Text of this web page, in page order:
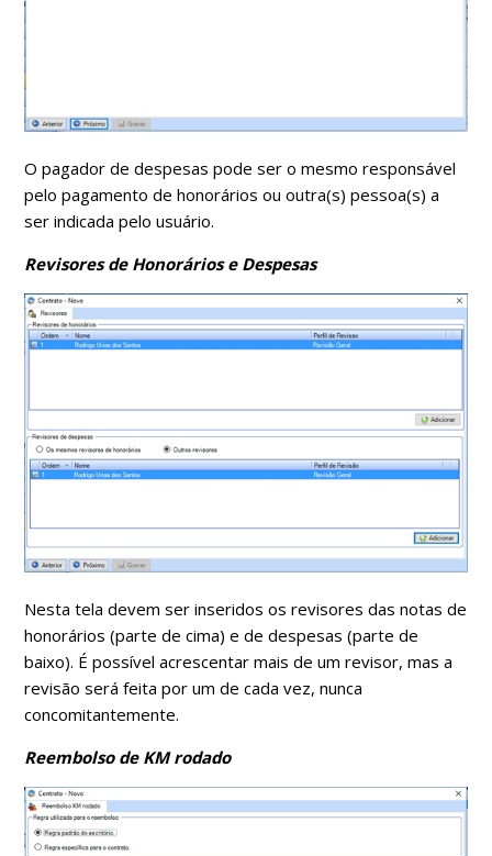
O pagador de despesas pode ser o mesmo responsável
pelo pagamento de honorários ou outra(s) pessoa(s) a
ser indicada pelo usuário.
Revisores de Honorários e Despesas
Nesta tela devem ser inseridos os revisores das notas de
honorários (parte de cima) e de despesas (parte de
baixo). É possível acrescentar mais de um revisor, mas a
revisão será feita por um de cada vez, nunca
concomitantemente.
Reembolso de KM rodado